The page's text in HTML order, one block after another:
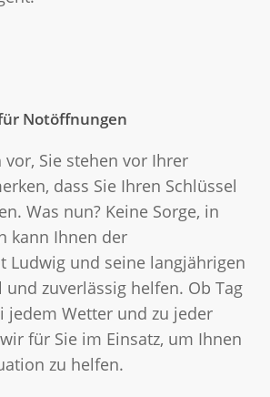
Notöffnungen
vor, Sie stehen vor Ihrer
dass Sie Ihren Schlüssel
Was nun? Keine Sorge, in
kann Ihnen der
Ludwig und seine langjährigen
und zuverlässig helfen. Ob Tag
jedem Wetter und zu jeder
für Sie im Einsatz, um Ihnen
zu helfen.